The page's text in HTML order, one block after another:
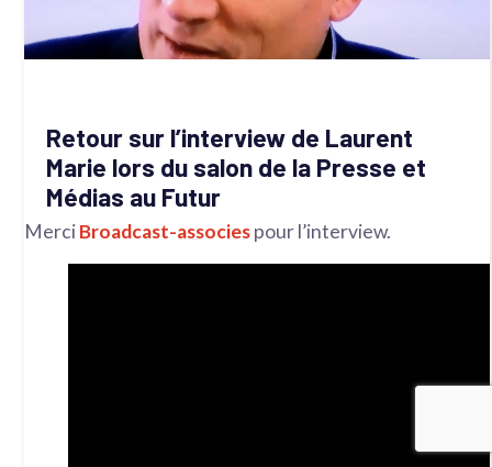
Retour sur l’interview de Laurent
Marie lors du salon de la Presse et
Médias au Futur
MerciBroadcast-associespour l’interview.